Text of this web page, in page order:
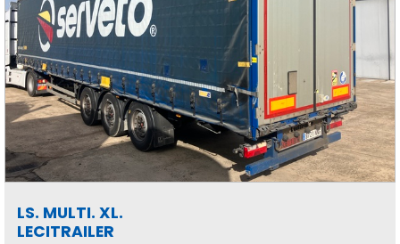
LS. MULTI. XL.
LECITRAILER